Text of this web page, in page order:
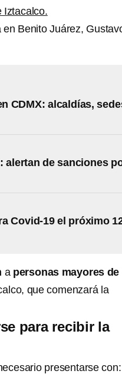
Iztacalco.
en Benito Juárez,
CDMX: alcaldías,
alertan de sanciones
Covid-19 el próximo
a personas mayores de
que comenzará la
para recibir la
presentarse con: